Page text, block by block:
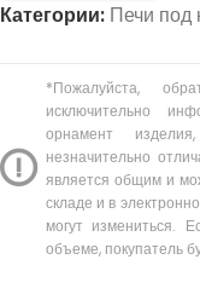
Категории: Печи под
*Пожалуйста,
исключительно
орнамент
незначительно
является общим и
складе и в
могут измениться.
объеме, покупатель